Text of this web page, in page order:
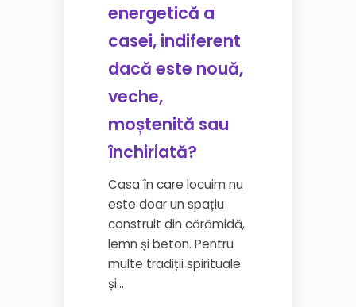
energetică a
casei, indiferent
dacă este nouă,
veche,
moștenită sau
închiriată?
Casa în care locuim nu
este doar un spațiu
construit din cărămidă,
lemn și beton. Pentru
multe tradiții spirituale
și...